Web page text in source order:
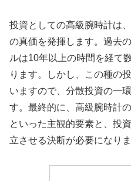
投資としての高級腕時計は
の真価を発揮します。過去
ルは10年以上の時間を経て
ります。しかし、この種の
いますので、分散投資の一
す。最終的に、高級腕時計
といった主観的要素と、投
立させる決断が必要になりま